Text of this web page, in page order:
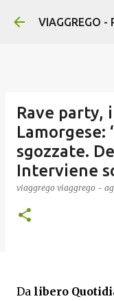
VIAGGREGO -
Rave party,
Lamorgese:
sgozzate.
Interviene
viaggrego viaggrego -
Da libero